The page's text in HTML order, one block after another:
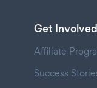
Get Involved
Affiliate
Success